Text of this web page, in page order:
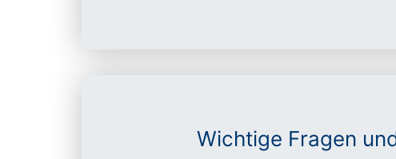
Wichtige Fragen